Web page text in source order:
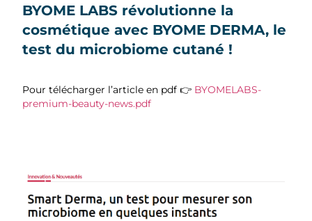
BYOME LABS révolutionne la
cosmétique avec BYOME DERMA, le
test du microbiome cutané !
Pour télécharger l’article en pdf 👉 BYOMELABS-
premium-beauty-news.pdf